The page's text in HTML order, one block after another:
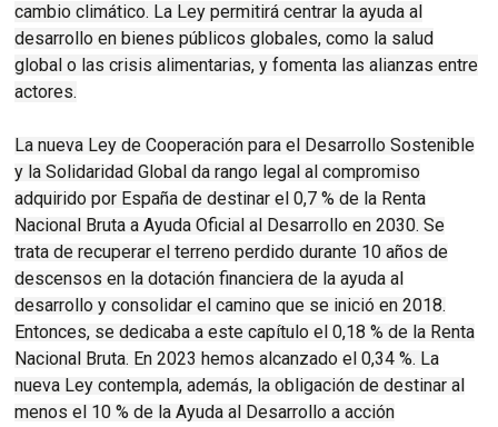
cambio climático. La Ley permitirá centrar la ayuda al
desarrollo en bienes públicos globales, como la salud
global o las crisis alimentarias, y fomenta las alianzas entre
actores.
La nueva Ley de Cooperación para el Desarrollo Sostenible
y la Solidaridad Global da rango legal al compromiso
adquirido por España de destinar el 0,7 % de la Renta
Nacional Bruta a Ayuda Oficial al Desarrollo en 2030. Se
trata de recuperar el terreno perdido durante 10 años de
descensos en la dotación financiera de la ayuda al
desarrollo y consolidar el camino que se inició en 2018.
Entonces, se dedicaba a este capítulo el 0,18 % de la Renta
Nacional Bruta. En 2023 hemos alcanzado el 0,34 %. La
nueva Ley contempla, además, la obligación de destinar al
menos el 10 % de la Ayuda al Desarrollo a acción